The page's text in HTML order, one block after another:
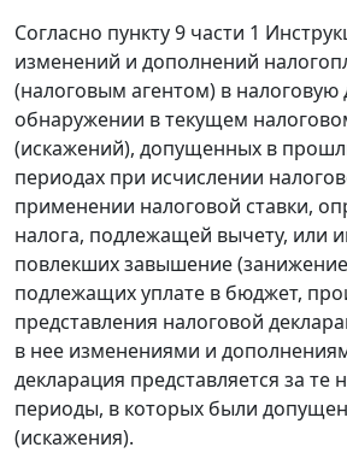
Согласно пункту 9 части 1
изменений и дополнений
(налоговым агентом) в
обнаружении в текущем
(искажений), допущенных в
периодах при исчислении
применении налоговой ставки,
налога, подлежащей вычету, или
повлекших завышение
подлежащих уплате в бюджет,
представления налоговой
в нее изменениями и
декларация представляется за те
периоды, в которых были
(искажения).